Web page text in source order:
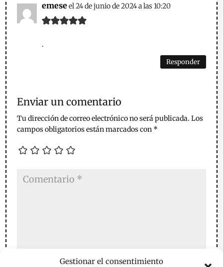
Gestionar el consentimiento
emeseel 24 de junio de 2024 a las 10:20
.
Responder
Enviar un comentario
Tu dirección de correo electrónico no será publicada. Los
campos obligatorios están marcados con *